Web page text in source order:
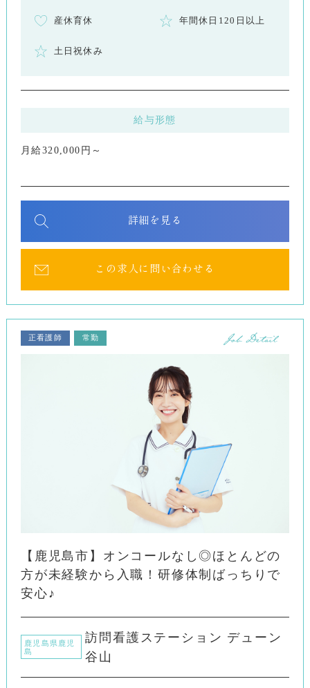
産休育休 年間休日120日以上
土日祝休み
給与形態
月給320,000円～
詳細を見る
この求人に問い合わせる
正看護師 常勤
【鹿児島市】オンコールなし◎ほとんどの
方が未経験から入職！研修体制ばっちりで
安心♪
鹿児島県鹿児
島
訪問看護ステーション デューン
谷山